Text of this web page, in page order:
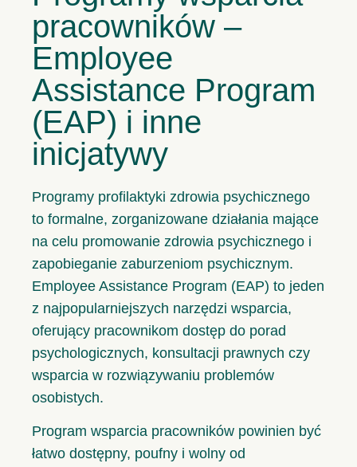
pracowników –
Employee
Assistance Program
(EAP) i inne
inicjatywy
Programy profilaktyki zdrowia psychicznego
to formalne, zorganizowane działania mające
na celu promowanie zdrowia psychicznego i
zapobieganie zaburzeniom psychicznym.
Employee Assistance Program (EAP) to jeden
z najpopularniejszych narzędzi wsparcia,
oferujący pracownikom dostęp do porad
psychologicznych, konsultacji prawnych czy
wsparcia w rozwiązywaniu problemów
osobistych.
Program wsparcia pracowników powinien być
łatwo dostępny, poufny i wolny od